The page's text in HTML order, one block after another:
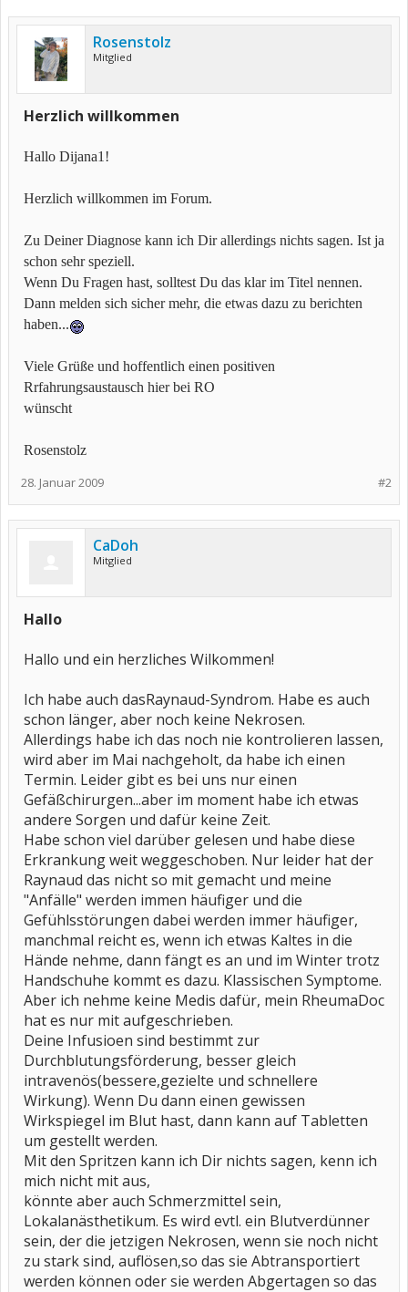
Rosenstolz
Mitglied
Herzlich willkommen
Hallo Dijana1!
Herzlich willkommen im Forum.
Zu Deiner Diagnose kann ich Dir allerdings nichts sagen. Ist ja
schon sehr speziell.
Wenn Du Fragen hast, solltest Du das klar im Titel nennen.
Dann melden sich sicher mehr, die etwas dazu zu berichten
haben...
Viele Grüße und hoffentlich einen positiven
Rrfahrungsaustausch hier bei RO
wünscht
Rosenstolz
#2
28. Januar 2009
CaDoh
Mitglied
Hallo
Hallo und ein herzliches Wilkommen!
Ich habe auch dasRaynaud-Syndrom. Habe es auch
schon länger, aber noch keine Nekrosen.
Allerdings habe ich das noch nie kontrolieren lassen,
wird aber im Mai nachgeholt, da habe ich einen
Termin. Leider gibt es bei uns nur einen
Gefäßchirurgen...aber im moment habe ich etwas
andere Sorgen und dafür keine Zeit.
Habe schon viel darüber gelesen und habe diese
Erkrankung weit weggeschoben. Nur leider hat der
Raynaud das nicht so mit gemacht und meine
"Anfälle" werden immen häufiger und die
Gefühlsstörungen dabei werden immer häufiger,
manchmal reicht es, wenn ich etwas Kaltes in die
Hände nehme, dann fängt es an und im Winter trotz
Handschuhe kommt es dazu. Klassischen Symptome.
Aber ich nehme keine Medis dafür, mein RheumaDoc
hat es nur mit aufgeschrieben.
Deine Infusioen sind bestimmt zur
Durchblutungsförderung, besser gleich
intravenös(bessere,gezielte und schnellere
Wirkung). Wenn Du dann einen gewissen
Wirkspiegel im Blut hast, dann kann auf Tabletten
um gestellt werden.
Mit den Spritzen kann ich Dir nichts sagen, kenn ich
mich nicht mit aus,
könnte aber auch Schmerzmittel sein,
Lokalanästhetikum. Es wird evtl. ein Blutverdünner
sein, der die jetzigen Nekrosen, wenn sie noch nicht
zu stark sind, auflösen,so das sie Abtransportiert
werden können oder sie werden Abgertagen so das